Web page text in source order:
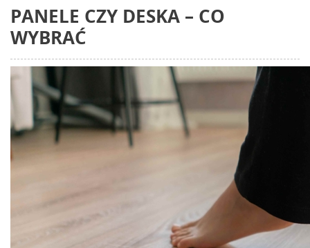
PANELE CZY DESKA – CO
WYBRAĆ